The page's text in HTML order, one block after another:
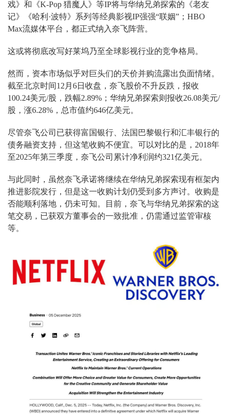
戏》和《K-Pop 猎魔人》等IP将与华纳兄弟探索的《老友
记》《哈利·波特》系列等经典影视IP强强“联姻”；HBO
Max流媒体平台，都正式纳入奈飞阵营。
这或将彻底改写好莱坞乃至全球影视行业的竞争格局。
然而，资本市场似乎对巨头们的天价并购流露出负面情绪。
截至北京时间12月6日收盘，奈飞股价不升反跌，报收
100.24美元/股，跌幅2.89%；华纳兄弟探索则报收26.08美元/
股，涨6.28%，总市值约646亿美元。
尽管奈飞公司已获得富国银行、法国巴黎银行和汇丰银行的
债务融资支持，但这笔收购不便宜。可以对比的是，2018年
至2025年第三季度，奈飞公司累计净利润约321亿美元。
与此同时，虽然奈飞承诺将继续在华纳兄弟探索现有框架内
推进影院发行，但是这一收购计划仍受到多方声讨。收购是
否能顺利落地，仍未可知。目前，奈飞与华纳兄弟探索的这
笔交易，已获双方董事会的一致批准，仍需通过监管审核
等。